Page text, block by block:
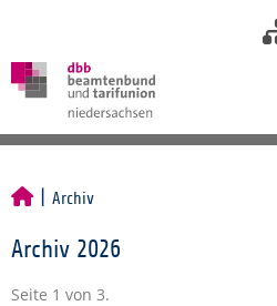
Archiv
Archiv 2026
Seite 1 von 3.